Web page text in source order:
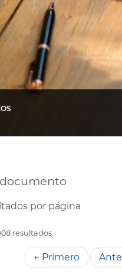
por página
resultados.
← Primero